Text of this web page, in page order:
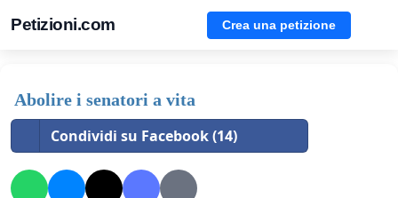
Petizioni.com Crea una petizione
Abolire i senatori a vita
Condividi su Facebook (14)